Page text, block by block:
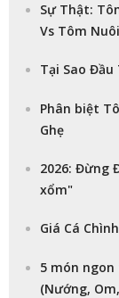
Sự Thật:
Vs Tôm
Tại Sao Đầu
Phân biệt
Ghẹ
2026: Đừng
xổm"
Giá Cá
5 món ngon
(Nướng,